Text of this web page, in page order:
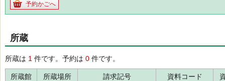
予約かごへ
所蔵
所蔵は 1 件です。予約は 0 件です。
所蔵館 所蔵場所 請求記号 資料コード